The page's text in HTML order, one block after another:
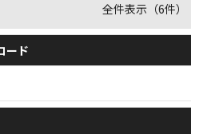
全件表示（6件）
ード